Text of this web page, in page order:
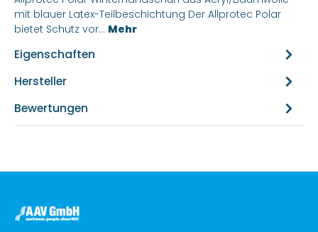
mit blauer Latex-Teilbeschichtung Der Allprotec Polar
bietet Schutz vor… Mehr
Eigenschaften
Hersteller
Bewertungen